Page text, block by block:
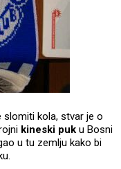
slomiti kola, stvar je o
kineski puk u Bosni
u tu zemlju kako bi